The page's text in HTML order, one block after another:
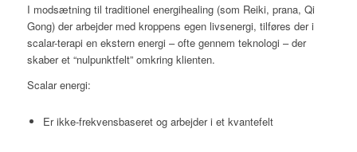
I modsætning til traditionel energihealing (som Reiki, prana, Qi
Gong) der arbejder med kroppens egen livsenergi, tilføres der i
scalar-terapi en ekstern energi – ofte gennem teknologi – der
skaber et “nulpunktfelt” omkring klienten.
Scalar energi:
Er ikke-frekvensbaseret og arbejder i et kvantefelt